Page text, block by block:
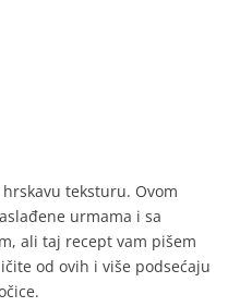
teksturu. Ovom
urmama i sa
ali taj recept vam pišem
od ovih i više podsećaju